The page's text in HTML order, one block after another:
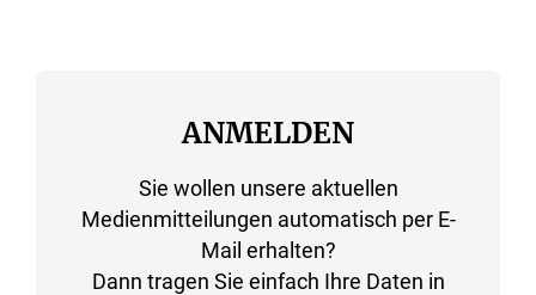
ANMELDEN
Sie wollen unsere aktuellen
Medienmitteilungen automatisch per E-
Mail erhalten?
Dann tragen Sie einfach Ihre Daten in